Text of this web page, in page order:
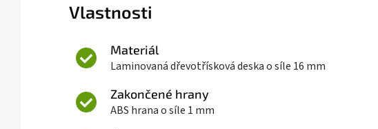
Vlastnosti
Materiál
Laminovaná dřevotřísková deska o síle 16 mm
Zakončené hrany
ABS hrana o síle 1 mm